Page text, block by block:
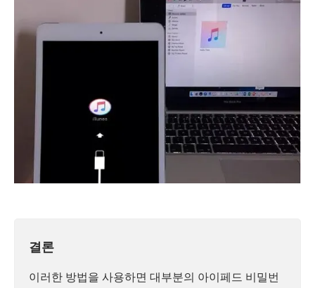
결론
이러한 방법을 사용하면 대부분의 아이페드 비밀번